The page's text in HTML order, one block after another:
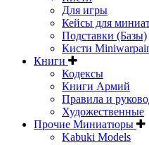
Для игры
Кейсы для
Подставки (Базы)
Кисти
Книги
Кодексы
Книги Армий
Правила и
Художественные
Прочие Миниатюры
Kabuki Models